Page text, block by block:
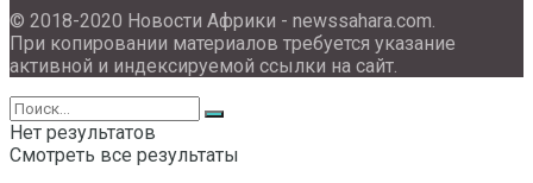
© 2018-2020 Новости Африки - newssahara.com.
При копировании материалов требуется указание
активной и индексируемой ссылки на сайт.
Нет результатов
Смотреть все результаты